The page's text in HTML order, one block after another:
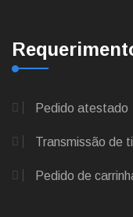
Pedido atestado
Transmissão de
Pedido de